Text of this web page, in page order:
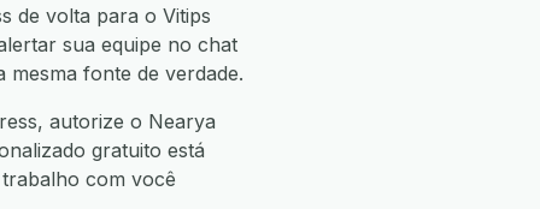
de volta para o Vitips
sua equipe no chat
mesma fonte de verdade.
autorize o Nearya
gratuito está
com você